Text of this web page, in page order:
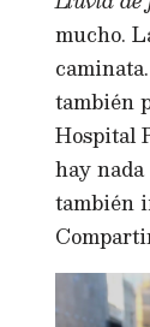
mucho.
también
Hospital
hay
también